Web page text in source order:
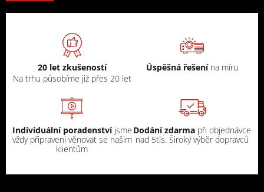
20 let zkušeností
Na trhu působíme již přes 20 let
Úspěšná řešení na míru
Individuální poradenstvíjsme
vždy připraveni věnovat se našim
klientům
Dodání zdarma při objednávce
nad 5tis. Široký výběr dopravců